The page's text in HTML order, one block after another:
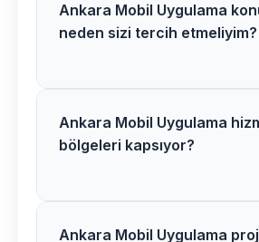
Kesinlikle! Güdül
Uygulama müşterilerimize 1
Ankara Mobil Uygulama
neden sizi tercih etmeliyim?
Ankara bölgesinde Mobil
alanında uzman ekibimiz,
Ankara Mobil Uygulama
bölgeleri kapsıyor?
Ankara merkez ve tüm
Ankara Mobil Uygulama